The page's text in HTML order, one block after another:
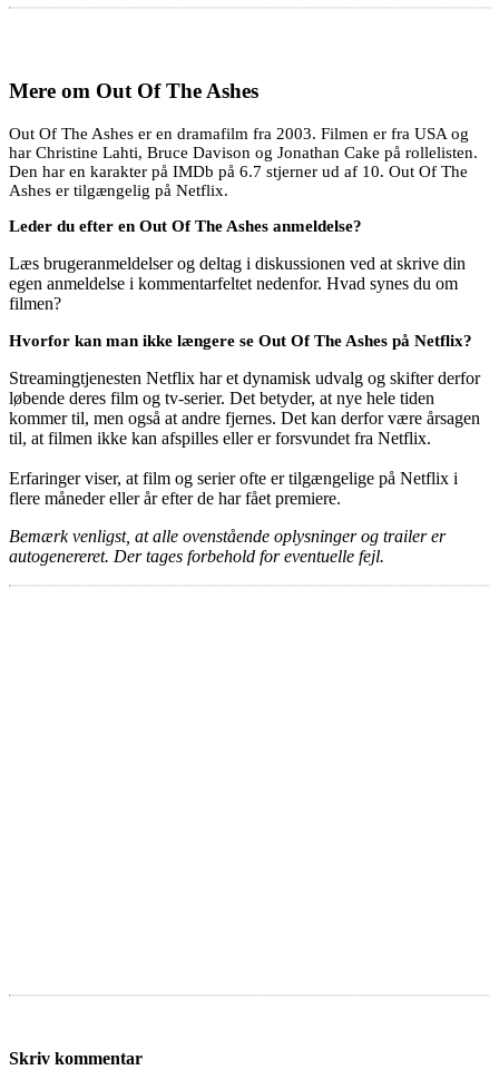
Mere om Out Of The Ashes
Out Of The Ashes er en dramafilm fra 2003. Filmen er fra USA og
har Christine Lahti, Bruce Davison og Jonathan Cake på rollelisten.
Den har en karakter på IMDb på 6.7 stjerner ud af 10. Out Of The
Ashes er tilgængelig på Netflix.
Leder du efter en Out Of The Ashes anmeldelse?
Læs brugeranmeldelser og deltag i diskussionen ved at skrive din
egen anmeldelse i kommentarfeltet nedenfor. Hvad synes du om
filmen?
Hvorfor kan man ikke længere se Out Of The Ashes på Netflix?
Streamingtjenesten Netflix har et dynamisk udvalg og skifter derfor
løbende deres film og tv-serier. Det betyder, at nye hele tiden
kommer til, men også at andre fjernes. Det kan derfor være årsagen
til, at filmen ikke kan afspilles eller er forsvundet fra Netflix.
Erfaringer viser, at film og serier ofte er tilgængelige på Netflix i
flere måneder eller år efter de har fået premiere.
Bemærk venligst, at alle ovenstående oplysninger og trailer er
autogenereret. Der tages forbehold for eventuelle fejl.
Skriv kommentar